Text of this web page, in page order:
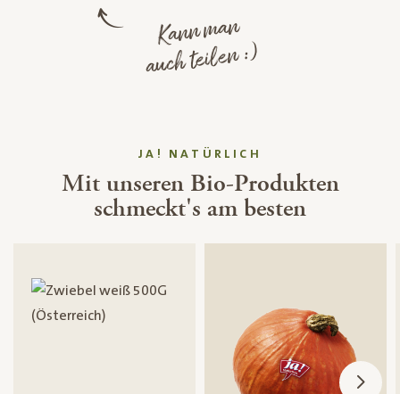
Kann man
auch teilen :)
JA! NATÜRLICH
Mit unseren Bio-Produkten
schmeckt's am besten